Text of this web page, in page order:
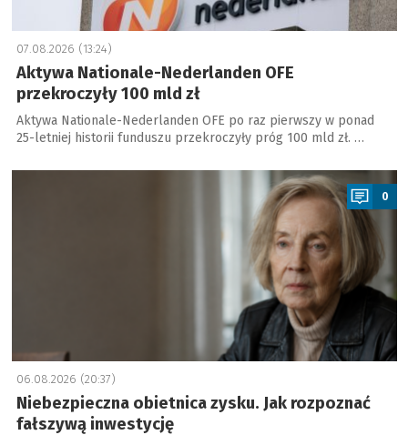
07.08.2026 (13:24)
Aktywa Nationale-Nederlanden OFE
przekroczyły 100 mld zł
Aktywa Nationale-Nederlanden OFE po raz pierwszy w ponad
25-letniej historii funduszu przekroczyły próg 100 mld zł. …
a
0
06.08.2026 (20:37)
Niebezpieczna obietnica zysku. Jak rozpoznać
fałszywą inwestycję